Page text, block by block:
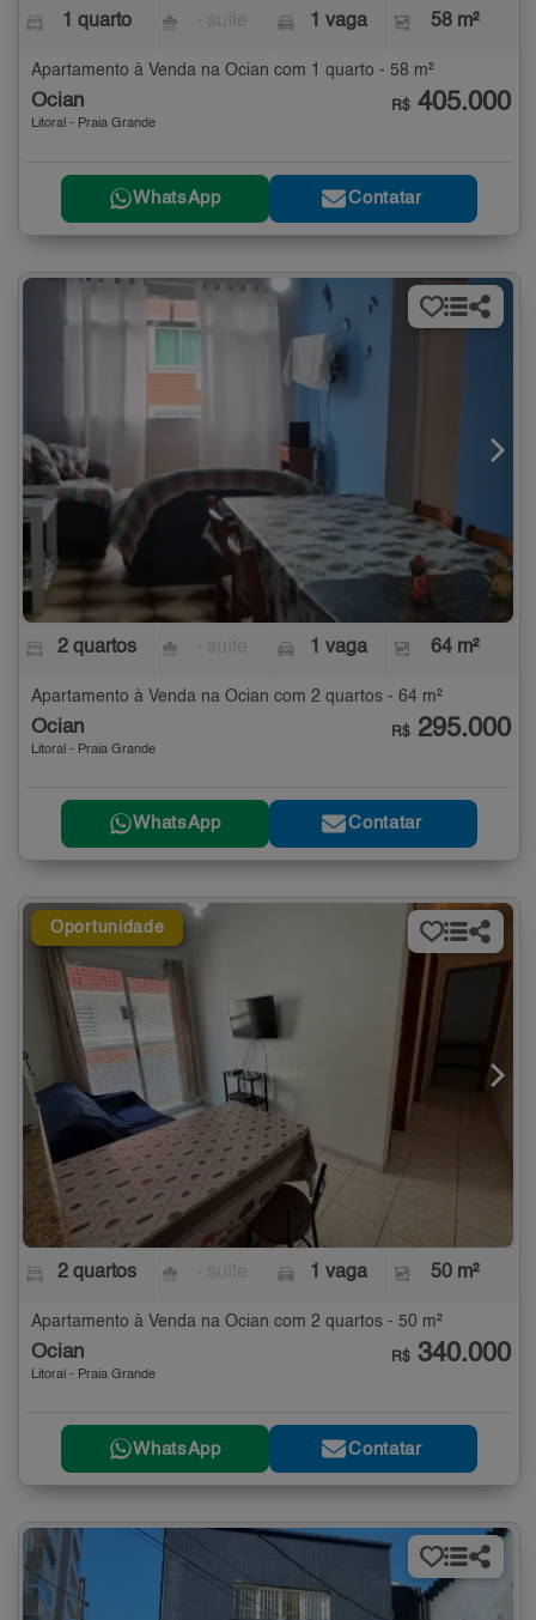
1 quarto 1 vaga 58 m²
Apartamento à Venda na Ocian com 1 quarto - 58 m²
Ocian
Litoral - Praia Grande
R$ 405.000
WhatsApp Contatar
2 quartos 1 vaga 64 m²
Apartamento à Venda na Ocian com 2 quartos - 64 m²
Ocian
Litoral - Praia Grande
R$ 295.000
WhatsApp Contatar
Oportunidade
2 quartos 1 vaga 50 m²
Apartamento à Venda na Ocian com 2 quartos - 50 m²
Ocian
Litoral - Praia Grande
R$ 340.000
WhatsApp Contatar